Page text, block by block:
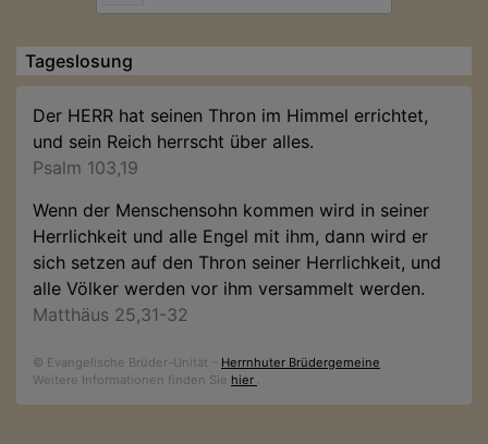
Tageslosung
Der HERR hat seinen Thron im Himmel errichtet,
und sein Reich herrscht über alles.
Psalm 103,19
Wenn der Menschensohn kommen wird in seiner
Herrlichkeit und alle Engel mit ihm, dann wird er
sich setzen auf den Thron seiner Herrlichkeit, und
alle Völker werden vor ihm versammelt werden.
Matthäus 25,31-32
© Evangelische Brüder-Unität – Herrnhuter Brüdergemeine
Weitere Informationen finden Sie hier